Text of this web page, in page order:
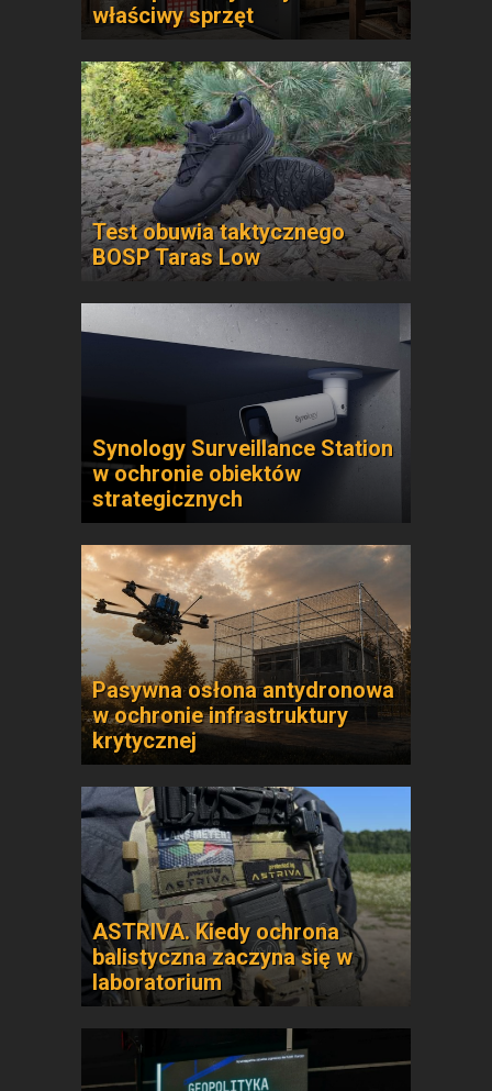
właściwy sprzęt
Test obuwia taktycznego
BOSP Taras Low
Synology Surveillance Station
w ochronie obiektów
strategicznych
Pasywna osłona antydronowa
w ochronie infrastruktury
krytycznej
ASTRIVA. Kiedy ochrona
balistyczna zaczyna się w
laboratorium